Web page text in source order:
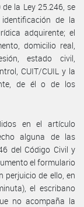
la Ley 25.246, se
de la
adquirente; el
domicilio real,
estado civil,
CUIT/CUIL y la
de él o de los
en el artículo
alguna de las
del Código Civil y
el formulario
perjuicio de ello, en
el escribano
no acompaña la